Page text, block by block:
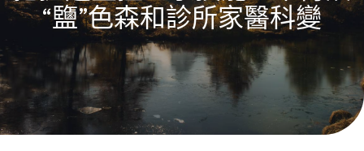
“鹽”色森和診所家醫科變